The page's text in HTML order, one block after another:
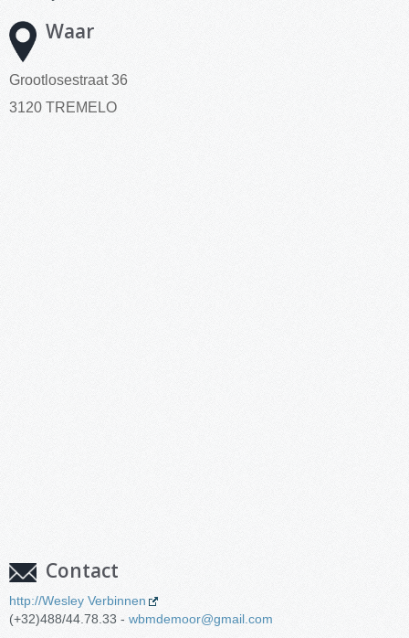
Waar
Grootlosestraat 36
3120 TREMELO
Contact
http://Wesley Verbinnen
(+32)488/44.78.33 - wbmdemoor@gmail.com